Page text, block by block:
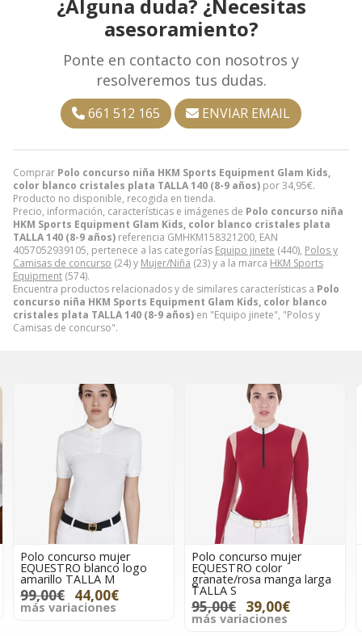
Comprar Polo concurso niña HKM Sports Equipment Glam Kids,
color blanco cristales plata TALLA 140 (8-9 años) por34,95€.
Producto no disponible, recogida en tienda.
Precio, información, características e imágenes de Polo concurso niña
HKM Sports Equipment Glam Kids, color blanco cristales plata
TALLA 140 (8-9 años) referencia GMHKM158321200, EAN
4057052939105, pertenece a las categorías Equipo jinete (440), Polos y
Camisas de concurso (24) y Mujer/Niña (23) y a la marca HKM Sports
Equipment (574).
Encuentra productos relacionados y de similares características a Polo
concurso niña HKM Sports Equipment Glam Kids, color blanco
cristales plata TALLA 140 (8-9 años) en "Equipo jinete", "Polos y
Camisas de concurso".
¿Alguna duda? ¿Necesitas
asesoramiento?
Ponte en contacto con nosotros y
resolveremos tus dudas.
661 512 165 ENVIAR EMAIL
Polo concurso mujer
EQUESTRO blanco logo
amarillo TALLA M
99,00€ 44,00€
más variaciones
Polo concurso mujer
EQUESTRO color
granate/rosa manga larga
TALLA S
95,00€ 39,00€
más variaciones